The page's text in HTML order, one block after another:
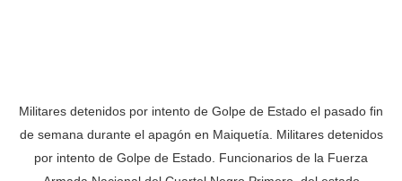
Militares detenidos por intento de Golpe de Estado el pasado fin
de semana durante el apagón en Maiquetía. Militares detenidos
por intento de Golpe de Estado. Funcionarios de la Fuerza